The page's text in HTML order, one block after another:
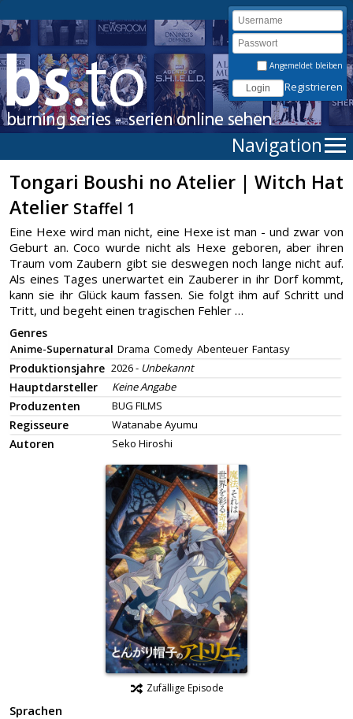
Angemeldet bleiben
Registrieren
Navigation
Tongari Boushi no Atelier | Witch Hat
Atelier Staffel 1
Eine Hexe wird man nicht, eine Hexe ist man - und zwar von
Geburt an. Coco wurde nicht als Hexe geboren, aber ihren
Traum vom Zaubern gibt sie deswegen noch lange nicht auf.
Als eines Tages unerwartet ein Zauberer in ihr Dorf kommt,
kann sie ihr Glück kaum fassen. Sie folgt ihm auf Schritt und
Tritt, und begeht einen tragischen Fehler …
Genres
Anime-Supernatural Drama Comedy Abenteuer Fantasy
Produktionsjahre 2026 - Unbekannt
Hauptdarsteller Keine Angabe
Produzenten BUG FILMS
Regisseure Watanabe Ayumu
Autoren Seko Hiroshi
Zufällige Episode
Sprachen